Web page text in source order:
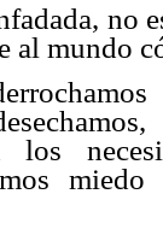
no
al mundo
los